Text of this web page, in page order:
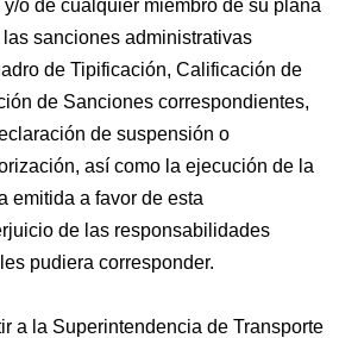
o de cualquier miembro de su plana
sanciones administrativas
de Tipificación, Calificación de
de Sanciones correspondientes,
de suspensión o
así como la ejecución de la
emitida a favor de esta
de las responsabilidades
pudiera corresponder.
a la Superintendencia de Transporte